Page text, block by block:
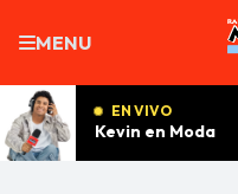
MENU
EN VIVO
Kevin en Moda